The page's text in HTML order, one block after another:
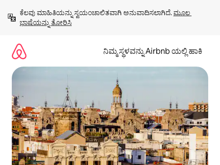
ಹೋಗಿ
ಕೆಲವು ಮಾಹಿತಿಯನ್ನು ಸ್ವಯಂಚಾಲಿತವಾಗಿ ಅನುವಾದಿಸಲಾಗಿದೆ. ಮೂಲ
ಭಾಷೆಯನ್ನು ತೋರಿಸಿ
ನಿಮ್ಮ ಸ್ಥಳವನ್ನು Airbnb ಯಲ್ಲಿ ಹಾಕಿ